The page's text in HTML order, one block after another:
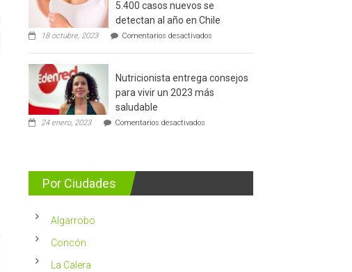
5.400 casos nuevos se
detectan al año en Chile
18 octubre, 2023 Comentarios desactivados
de
Más
Nutricionista entrega consejos
para vivir un 2023 más
saludable
24 enero, 2023 Comentarios desactivados
2023
Por Ciudades
Algarrobo
Concón
La Calera